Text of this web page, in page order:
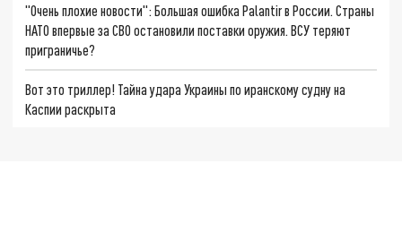
"Очень плохие новости": Большая ошибка Palantir в России. Страны
НАТО впервые за СВО остановили поставки оружия. ВСУ теряют
приграничье?
Вот это триллер! Тайна удара Украины по иранскому судну на
Каспии раскрыта